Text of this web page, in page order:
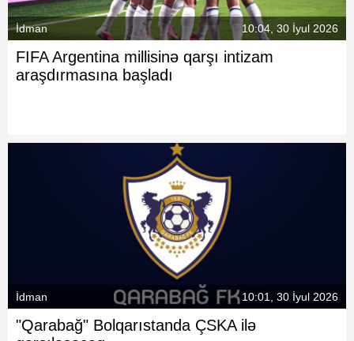
İdman 10:04, 30 İyul 2026
FIFA Argentina millisinə qarşı intizam
araşdırmasına başladı
İdman 10:01, 30 İyul 2026
"Qarabağ" Bolqarıstanda ÇSKA ilə